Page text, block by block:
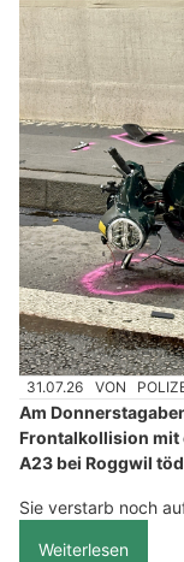
31.07.26 VON
Am
Frontalkollision mit
A23 bei Roggwil
Sie verstarb noch
Weiterlesen